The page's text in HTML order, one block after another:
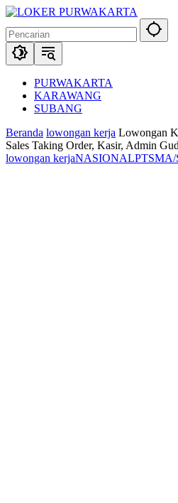
Langsung
konten
PURWAKARTA
KARAWANG
SUBANG
Beranda lowongan kerja Lowongan
Sales Taking Order, Kasir, Admin
lowongan kerjaNASIONALPT